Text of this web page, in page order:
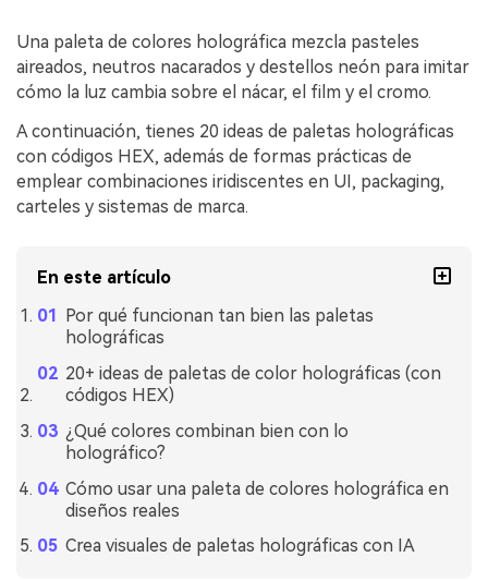
Una paleta de colores holográfica mezcla pasteles
aireados, neutros nacarados y destellos neón para imitar
cómo la luz cambia sobre el nácar, el film y el cromo.
A continuación, tienes 20 ideas de paletas holográficas
con códigos HEX, además de formas prácticas de
emplear combinaciones iridiscentes en UI, packaging,
carteles y sistemas de marca.
En este artículo
Por qué funcionan tan bien las paletas
holográficas
20+ ideas de paletas de color holográficas (con
códigos HEX)
¿Qué colores combinan bien con lo
holográfico?
Cómo usar una paleta de colores holográfica en
diseños reales
Crea visuales de paletas holográficas con IA